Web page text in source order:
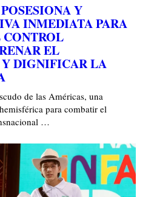
Y
INMEDIATA PARA
EL
DIGNIFICAR LA
de las Américas, una
para combatir el
…